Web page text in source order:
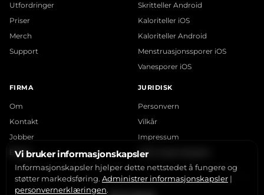
Utfordringer
Priser
Merch
Support
Skritteller Android
Kaloriteller iOS
Kaloriteller Android
Menstruasjonssporer iOS
Vanesporer iOS
FIRMA
Om
Kontakt
Jobber
Blogg
JURIDISK
Personvern
Vilkår
Impressum
Informasjonskapsler
Vi bruker informasjonskapsler
Informasjonskapsler hjelper dette nettstedet å fungere og
støtter markedsføring. Administrer informasjonskapsler |
personvernerklæringen.